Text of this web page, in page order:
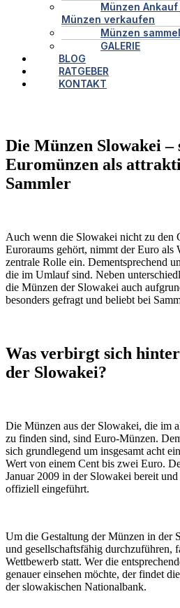
Münzen Ankauf
Münzen verkaufen
Münzen
GALERIE
BLOG
RATGEBER
KONTAKT
Die Münzen Slowakei –
Euromünzen als
Sammler
Auch wenn die Slowakei nicht zu den
Euroraums gehört, nimmt der Euro als
zentrale Rolle ein. Dementsprechend
die im Umlauf sind. Neben
die Münzen der Slowakei auch
besonders gefragt und beliebt bei
Was verbirgt sich
der Slowakei?
Die Münzen aus der Slowakei, die im
zu finden sind, sind Euro-Münzen.
sich grundlegend um insgesamt acht
Wert von einem Cent bis zwei Euro.
Januar 2009 in der Slowakei bereit
offiziell eingeführt.
Um die Gestaltung der Münzen in der
und gesellschaftsfähig durchzuführen,
Wettbewerb statt. Wer die
genauer einsehen möchte, der findet
der slowakischen Nationalbank.